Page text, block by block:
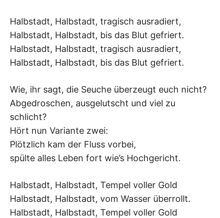
Halbstadt, Halbstadt, tragisch ausradiert,
Halbstadt, Halbstadt, bis das Blut gefriert.
Halbstadt, Halbstadt, tragisch ausradiert,
Halbstadt, Halbstadt, bis das Blut gefriert.
Wie, ihr sagt, die Seuche überzeugt euch nicht?
Abgedroschen, ausgelutscht und viel zu
schlicht?
Hört nun Variante zwei:
Plötzlich kam der Fluss vorbei,
spülte alles Leben fort wie’s Hochgericht.
Halbstadt, Halbstadt, Tempel voller Gold
Halbstadt, Halbstadt, vom Wasser überrollt.
Halbstadt, Halbstadt, Tempel voller Gold